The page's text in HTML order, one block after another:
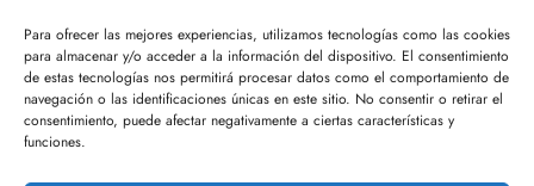
Para ofrecer las mejores experiencias, utilizamos tecnologías como las cookies
para almacenar y/o acceder a la información del dispositivo. El consentimiento
de estas tecnologías nos permitirá procesar datos como el comportamiento de
navegación o las identificaciones únicas en este sitio. No consentir o retirar el
consentimiento, puede afectar negativamente a ciertas características y
funciones.
Descubre el parque de la vaca en